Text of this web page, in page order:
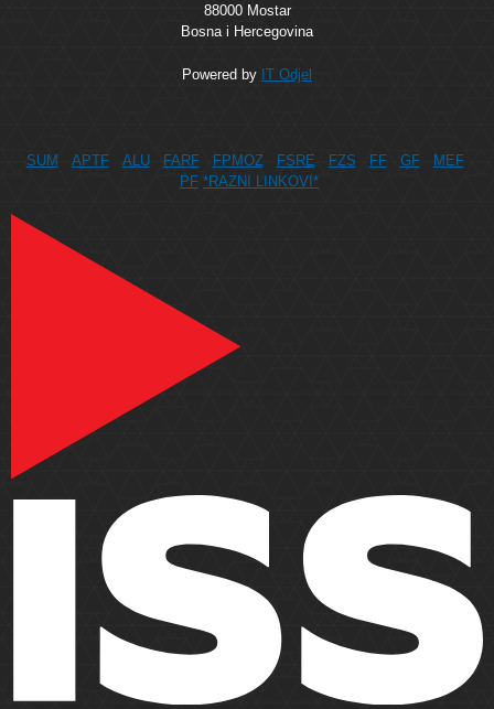
88000 Mostar
Bosna i Hercegovina
Powered by IT Odjel
SUM APTF ALU FARF FPMOZ FSRE FZS FF GF
MEF
PF *RAZNI LINKOVI*